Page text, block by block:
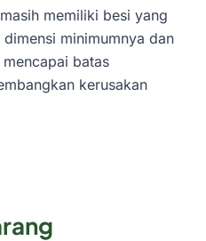
memiliki besi yang
minimumnya dan
batas
kerusakan